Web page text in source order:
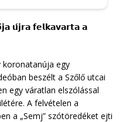
𝘂́𝗷𝗿𝗮 𝗳𝗲𝗹𝗸𝗮𝘃𝗮𝗿𝘁𝗮 𝗮
koronatanúja egy
beszélt a Szőlő utcai
egy váratlan elszólással
A felvételen a
a „Semj” szótöredéket ejti